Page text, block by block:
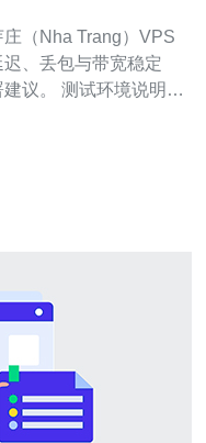
（Nha Trang）VPS
、丢包与带宽稳定
说明：
统为Ubuntu 22.04。